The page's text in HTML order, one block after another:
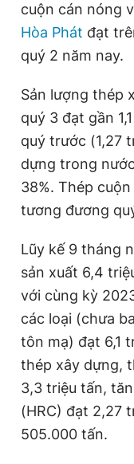
Đặt báo Quảng
Tổng biên tập:
Phó tổng biên tập
Phó tổng biên tập:
Tổng thư ký tòa soạn:
© 2003-2026 Bản
chép dưới mọi hình
bản. Phát triển bởi
cuộn cán nóng
Hòa Phát đạt
quý 2 năm nay.
Sản lượng thép
quý 3 đạt gần
quý trước (1,27
dựng trong
38%. Thép
tương đương
Lũy kế 9 tháng
sản xuất 6,4
với cùng kỳ
các loại (chưa
tôn mạ) đạt 6,1
thép xây dựng,
3,3 triệu tấn,
(HRC) đạt 2,27
505.000 tấn.